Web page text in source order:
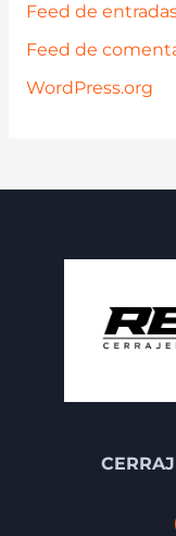
Feed de
Feed de
WordPress.org